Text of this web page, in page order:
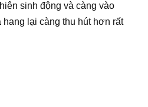
sinh động và càng vào
hang lại càng thu hút hơn rất